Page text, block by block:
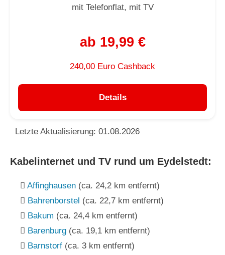
mit Telefonflat, mit TV
ab 19,99 €
240,00 Euro Cashback
Details
Letzte Aktualisierung: 01.08.2026
Kabelinternet und TV rund um Eydelstedt:
Affinghausen (ca. 24,2 km entfernt)
Bahrenborstel (ca. 22,7 km entfernt)
Bakum (ca. 24,4 km entfernt)
Barenburg (ca. 19,1 km entfernt)
Barnstorf (ca. 3 km entfernt)